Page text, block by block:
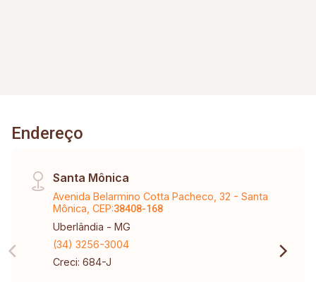
Endereço
Santa Mônica
Avenida Belarmino Cotta Pacheco, 32 - Santa
Mônica, CEP:38408-168
Uberlândia - MG
(34) 3256-3004
Creci: 684-J